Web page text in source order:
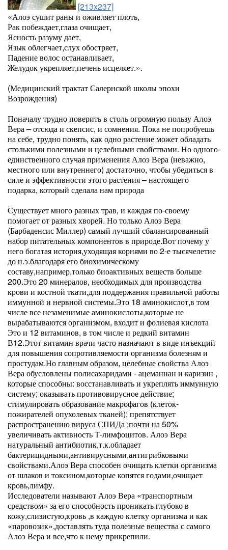
[213x237]
«Алоэ сушит раны и оживляет плоть,
Рак побеждает,глаза очищает,
Ясность разуму дает,
Язык облегчает,слух обостряет,
Падение волос останавливает,
Желудок укрепляет,печень исцеляет.».
(Медицинский трактат Салернской школы эпохи
Возрождения)
Поначалу трудно поверить в столь огромную пользу Алоэ
Вера – отсюда и скепсис, и сомнения. Пока не попробуешь
на себе, трудно понять, как одно растение может обладать
столькими полезными и целебными свойствами. Но одного-
единственного случая применения Алоэ Вера (неважно,
местного или внутреннего) достаточно, чтобы убедиться в
силе и эффективности этого растения – настоящего
подарка, который сделала нам природа
Существует много разных трав, и каждая по-своему
помогает от разных хворей. Но только Алоэ Вера
(Барбаденсис Миллер) самый лучший сбалансированный
набор питательных компонентов в природе.Вот почему у
него богатая история,уходящая корнями во 2-е тысячелетие
до н.э.благодаря его биохимическому
составу,например,только биоактивных веществ больше
200.Это 20 минералов, необходимых для производства
крови и костной ткати,для поддержания правильной работы
иммунной и нервной системы.Это 18 аминокислот,в том
числе все незаменимые аминокислоты,которые не
вырабатываются организмом, входит и фолиевая кислота
Это и 12 витаминов, в том числе и редкий витамин
В12.Этот витамин врачи часто назначают в виде инъекций
для повышения сопротивляемости организма болезням и
простудам.Но главным образом, целебные свойства Алоэ
Вера обусловлены полисахаридами - ацеманнан и каризин ,
которые способны: восстанавливать и укреплять иммунную
систему; оказывать противовирусное действие;
стимулировать образование макрофагов (клеток-
пожирателей опухолевых тканей); препятствует
распространению вируса СПИДа ;почти на 50%
увеличивать активность Т-лимфоцитов. Алоэ Вера
натуральный антибиотик,т.к.обладает
бактерицидными,антивирусными,антигрибковыми
свойствами.Алоэ Вера способен очищать клетки организма
от шлаков и токсином,которые копятся годами,очищает
кровь,лимфу.
Исследователи называют Алоэ Вера «транспортным
средством» за его способность проникать глубоко в
кожу,слизистую,кровь ,в каждую клетку организма и как
«паровозик»,доставлять туда полезные вещества с самого
Алоэ Вера и все,что к нему прикрепили.